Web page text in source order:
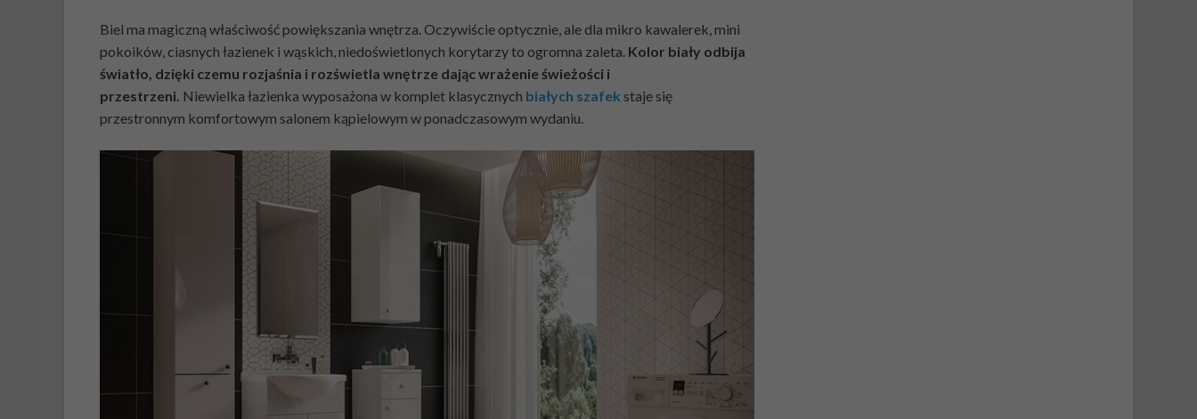
Biel ma magiczną właściwość powiększania wnętrza. Oczywiście optycznie, ale dla mikro kawalerek, mini
pokoików, ciasnych łazienek i wąskich, niedoświetlonych korytarzy to ogromna zaleta. Kolor biały odbija
światło, dzięki czemu rozjaśnia i rozświetla wnętrze dając wrażenie świeżości i
przestrzeni. Niewielka łazienka wyposażona w komplet klasycznych białych szafek staje się
przestronnym komfortowym salonem kąpielowym w ponadczasowym wydaniu.